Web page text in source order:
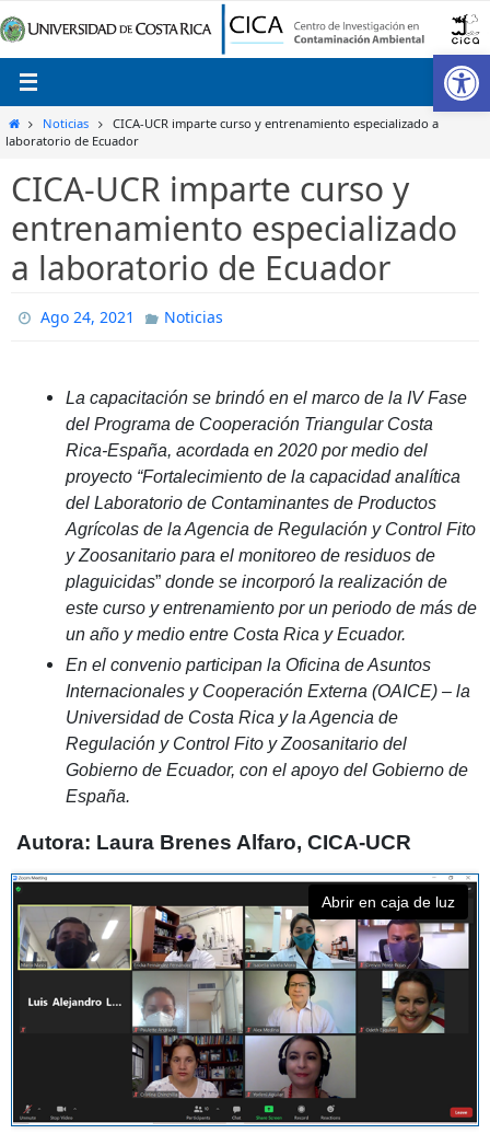
al
contenido
InicioNoticias
CICA-UCR imparte curso y entrenamiento especializado a
laboratorio de Ecuador
CICA-UCR imparte curso y
entrenamiento especializado
a laboratorio de Ecuador
Ago 24, 2021 Noticias
La capacitación se brindó en el marco de la IV Fase
del Programa de Cooperación Triangular Costa
Rica-España, acordada en 2020 por medio del
proyecto “Fortalecimiento de la capacidad analítica
del Laboratorio de Contaminantes de Productos
Agrícolas de la Agencia de Regulación y Control Fito
y Zoosanitario para el monitoreo de residuos de
plaguicidas”donde se incorporó la realización de
este curso y entrenamiento por un periodo de más de
un año y medio entre Costa Rica y Ecuador.
En el convenio participan la Oficina de Asuntos
Internacionales y Cooperación Externa (OAICE) – la
Universidad de Costa Rica y la Agencia de
Regulación y Control Fito y Zoosanitario del
Gobierno de Ecuador, con el apoyo del Gobierno de
España.
Autora: Laura Brenes Alfaro, CICA-UCR
Abrir en caja de luz